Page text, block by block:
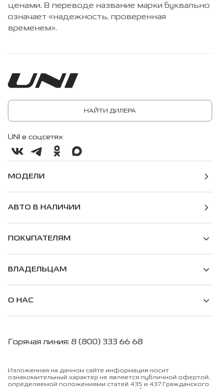
ценами. В переводе название марки буквально
означает «надежность, проверенная
временем».
НАЙТИ ДИЛЕРА
UNI в соцсетях
МОДЕЛИ
АВТО В НАЛИЧИИ
ПОКУПАТЕЛЯМ
ВЛАДЕЛЬЦАМ
О НАС
Горячая линия: 8 (800) 333 66 68
Изложенная на данном сайте информация носит
ознакомительный характер не является публичной офертой,
определяемой положениями статей 435 и 437 Гражданского